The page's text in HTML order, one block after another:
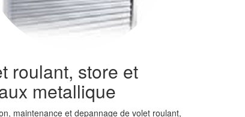
roulant, store et
metallique
maintenance et depannage de volet roulant,